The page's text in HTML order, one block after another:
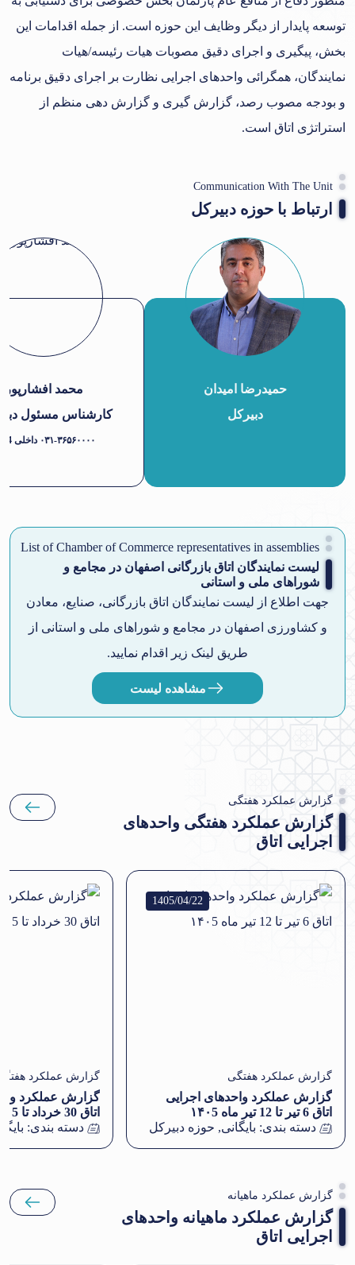
توسعه پایدار از دیگر وظایف این حوزه است. از جمله اقدامات این
بخش، پیگیری و اجرای دقیق مصوبات هیات رئیسه/هیات
نمایندگان، همگرائی واحدهای اجرایی نظارت بر اجرای دقیق برنامه
و بودجه مصوب رصد، گزارش گیری و گزارش دهی منظم از
استراتژی اتاق است.
Communication With The Unit
ارتباط با حوزه دبیرکل
حمیدرضا امیدان
دبیرکل
محمد افشارپور
کارشناس مسئول
۰۳۱-۳۶۵۶۰۰۰۰ داخلی 2414
List of Chamber of Commerce representatives in assemblies
لیست نمایندگان اتاق بازرگانی اصفهان در مجامع و
شوراهای ملی و استانی
جهت اطلاع از لیست نمایندگان اتاق بازرگانی، صنایع، معادن
و کشاورزی اصفهان در مجامع و شوراهای ملی و استانی از
طریق لینک زیر اقدام نمایید.
مشاهده لیست
گزارش عملکرد هفتگی
گزارش عملکرد هفتگی واحدهای
اجرایی اتاق
1405/04/22
گزارش عملکرد هفتگی
گزارش عملکرد واحدهای اجرایی
اتاق 6 تیر تا 12 تیر ماه ۱۴۰5
دسته بندی: بایگانی, حوزه دبیرکل
گزارش عملکرد
گزارش عملکرد
اتاق 30 خرداد تا 5 تیر ماه ۱۴۰5
دسته بندی:
گزارش عملکرد ماهیانه
گزارش عملکرد ماهیانه واحدهای
اجرایی اتاق